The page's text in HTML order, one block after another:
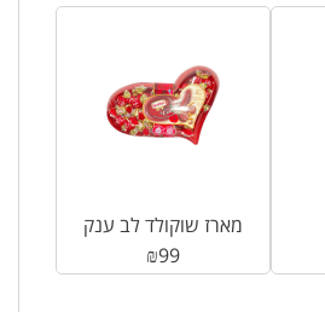
מארז שוקולד לב ענק
₪99